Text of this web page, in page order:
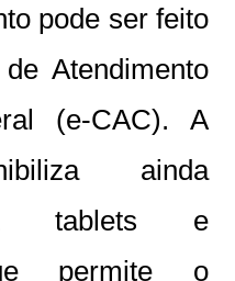
pode ser feito
Atendimento
(e-CAC). A
ainda
tablets e
permite o